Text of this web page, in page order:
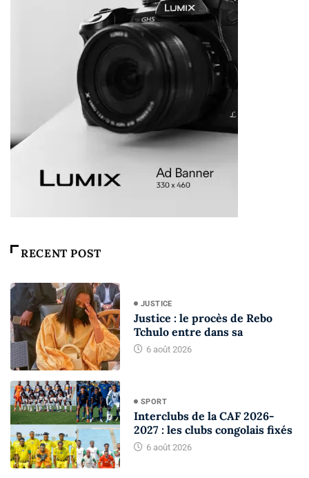
RECENT POST
JUSTICE
Justice : le procès de Rebo
Tchulo entre dans sa
6 août 2026
SPORT
Interclubs de la CAF 2026-
2027 : les clubs congolais fixés
6 août 2026